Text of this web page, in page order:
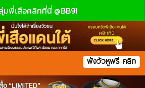
มพี่เสือคลิกที่นี่ @BB91
ฟังวัวหูฟรี คลิก